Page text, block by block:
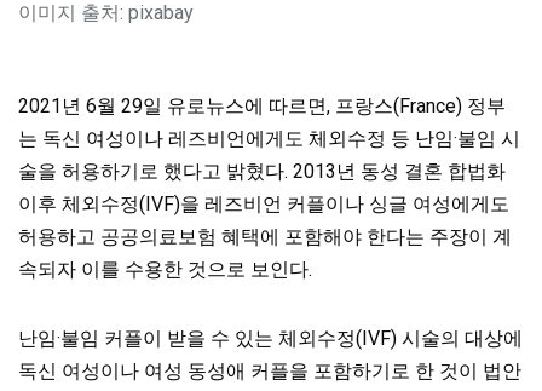
이미지 출처: pixabay
2021년 6월 29일 유로뉴스에 따르면, 프랑스(France) 정부
는 독신 여성이나 레즈비언에게도 체외수정 등 난임·불임 시
술을 허용하기로 했다고 밝혔다. 2013년 동성 결혼 합법화
이후 체외수정(IVF)을 레즈비언 커플이나 싱글 여성에게도
허용하고 공공의료보험 혜택에 포함해야 한다는 주장이 계
속되자 이를 수용한 것으로 보인다.
난임·불임 커플이 받을 수 있는 체외수정(IVF) 시술의 대상에
독신 여성이나 여성 동성애 커플을 포함하기로 한 것이 법안